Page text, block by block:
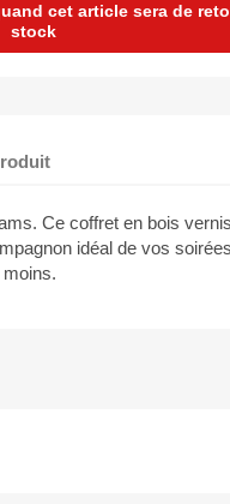
cet article sera de
stock
Ce coffret en bois
idéal de vos